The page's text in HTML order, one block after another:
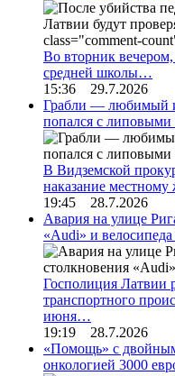
Во вторник
средней школы…
15:36 29.7.2026
Грабли — любимый
попался с
В Видземской
наказание
19:45 28.7.2026
Авария на улице
«Audi» и
Госполиция Латвии
транспортного
июня…
19:19 28.7.2026
«Помощь» с
онкологией 3000